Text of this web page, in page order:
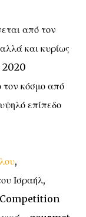
από τον
και κυρίως
2020
κόσμο από
επίπεδο
,
Ισραήλ,